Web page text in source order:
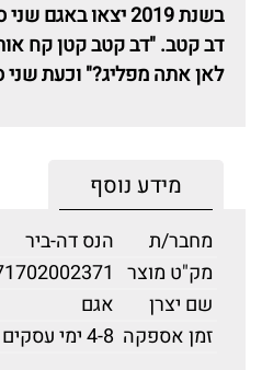
בשנת 2019 יצאו
דב קטב. "דב קטב קטן קח
לאן אתה מפליג?" וכעת שני
מידע נוסף
מחבר/ת
הנס דה-ביר
מק"ט מוצר
שם יצרן
אגם
זמן אספקה 4-8 ימי עסקים